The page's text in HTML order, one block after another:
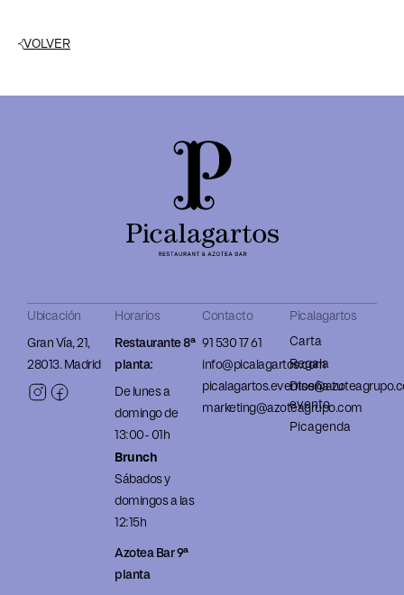
VOLVER
Ubicación
Gran Vía, 21,
28013. Madrid
Horarios
Restaurante 8ª
planta:
De lunes a
domingo de
13:00- 01h
Brunch
Sábados y
domingos a las
12:15h
Azotea Bar 9ª
planta
Contacto
91 530 17 61
info@picalagartos.com
marketing@azoteagrupo.com
Picalagartos
Carta
Regala
Diseña tu
evento
Picagenda